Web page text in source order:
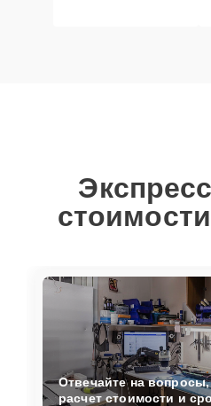
Отвечайте на
расчет стоимости и